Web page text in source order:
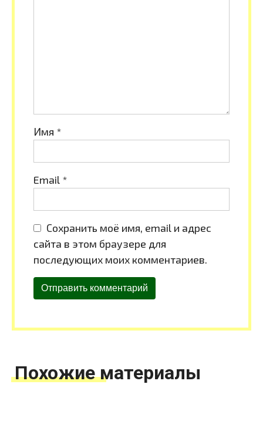
Имя *
Email *
Сохранить моё имя, email и адрес
сайта в этом браузере для
последующих моих комментариев.
Похожие материалы